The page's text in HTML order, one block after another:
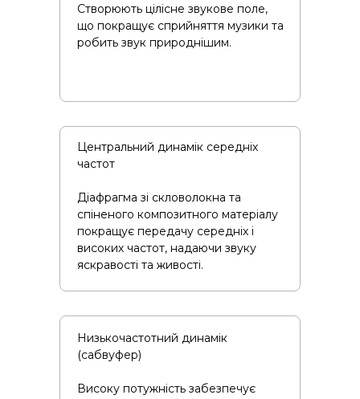
Центральний динамік середніх
частот
Діафрагма зі скловолокна та
спіненого композитного матеріалу
покращує передачу середніх і
високих частот, надаючи звуку
яскравості та живості.
Створюють цілісне звукове поле,
що покращує сприйняття музики та
робить звук природнішим.
Низькочастотний динамік
(сабвуфер)
Високу потужність забезпечує